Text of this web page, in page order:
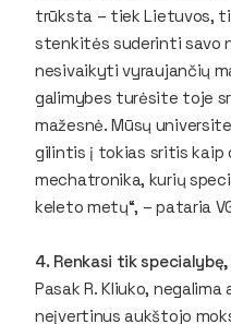
trūksta – tiek Lietuvos,
stenkitės suderinti savo
nesivaikyti vyraujančių
galimybes turėsite toje
mažesnė. Mūsų
gilintis į tokias sritis
mechatronika, kurių
keleto metų“, – pataria
4. Renkasi tik
Pasak R. Kliuko,
neįvertinus aukštojo